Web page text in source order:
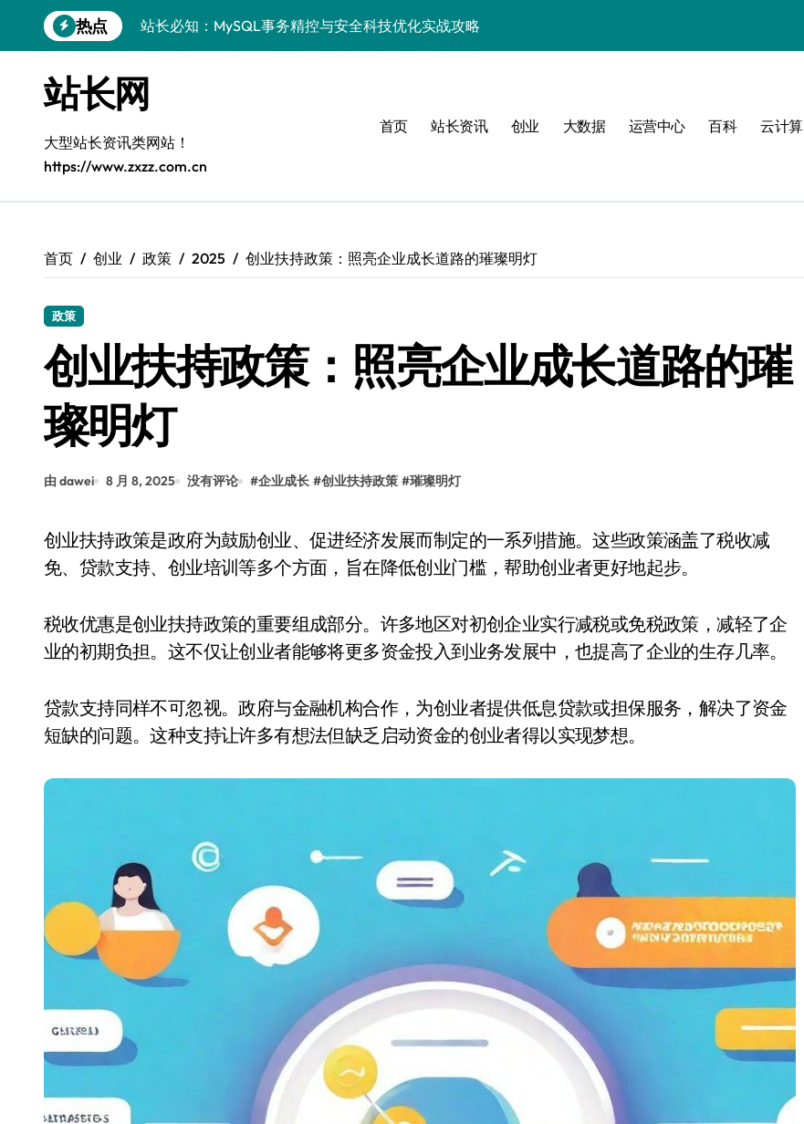
到
热点
站长必知：MySQL事务精控与安全科技优化实战攻略
VR开发进阶：巧用MySQL事务控制解锁科技新战力
科技站长揭秘：MySQL事务控制进阶实战，工程师必知技巧
iOS开发进阶：MySQL事务处理科技赋能，技术实战全掌控
MySQL进阶实战：解锁后端事务处理与科技驱动性能优化
MySQL事务精要：iOS后端开发科技实战，技术达人控局之道
开源站长必知：MySQL事务精控与科技合规风控实战攻略
站长网
大型站长资讯类网站！
https://www.zxzz.com.cn
首页 站长资讯 创业 大数据 运营中心 百科 云计算
首页 创业 政策 2025 创业扶持政策：照亮企业成长道路的璀璨明灯
政策
创业扶持政策：照亮企业成长道路的璀
璨明灯
由 dawei 8 月 8, 2025 没有评论 #企业成长 #创业扶持政策 #璀璨明灯
创业扶持政策是政府为鼓励创业、促进经济发展而制定的一系列措施。这些政策涵盖了税收减
免、贷款支持、创业培训等多个方面，旨在降低创业门槛，帮助创业者更好地起步。
税收优惠是创业扶持政策的重要组成部分。许多地区对初创企业实行减税或免税政策，减轻了企
业的初期负担。这不仅让创业者能够将更多资金投入到业务发展中，也提高了企业的生存几率。
贷款支持同样不可忽视。政府与金融机构合作，为创业者提供低息贷款或担保服务，解决了资金
短缺的问题。这种支持让许多有想法但缺乏启动资金的创业者得以实现梦想。